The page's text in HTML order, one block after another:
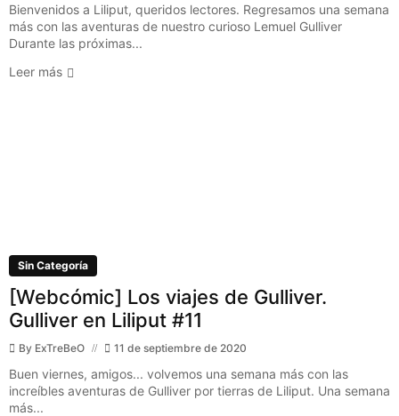
Bienvenidos a Liliput, queridos lectores. Regresamos una semana
más con las aventuras de nuestro curioso Lemuel Gulliver
Durante las próximas...
Leer más
Sin Categoría
[Webcómic] Los viajes de Gulliver.
Gulliver en Liliput #11
By ExTreBeO 11 de septiembre de 2020
Buen viernes, amigos... volvemos una semana más con las
increíbles aventuras de Gulliver por tierras de Liliput. Una semana
más...